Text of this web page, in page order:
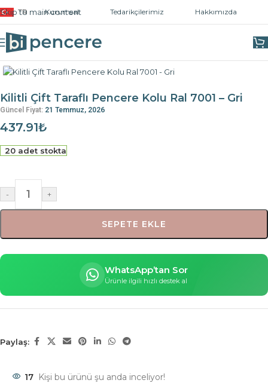
Skip to main content
TR Kurumsal Tedarikçilerimiz Hakkımızda
Ana Sayfa
Kilitli Çift Taraflı Pencere Kolu Ral 7001 – Gri
Güncel Fiyat: 21 Temmuz, 2026
437.91₺
20 adet stokta
- +
SEPETE EKLE
WhatsApp’tan Sor
Ürünle ilgili hızlı destek al
Paylaş:
17 Kişi bu ürünü şu anda inceliyor!